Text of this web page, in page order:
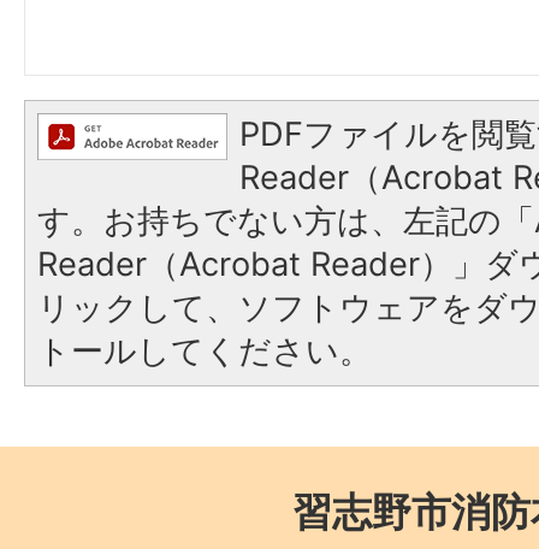
PDFファイルを閲
Reader（Acrobat
す。お持ちでない方は、左記の
Reader（Acrobat Reader）」ダ
リックして、ソフトウェアをダ
トールしてください。
習志野市消